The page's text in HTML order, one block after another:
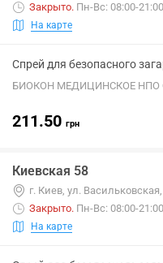
Закрыто. Пн-Вс: 08:00-21:00
На карте
Спрей для безопасного
БИОКОН МЕДИЦИНСКОЕ НПО
211.50 грн
Киевская 58
г. Киев, ул.
Закрыто. Пн-Вс: 08:00-21:00
На карте